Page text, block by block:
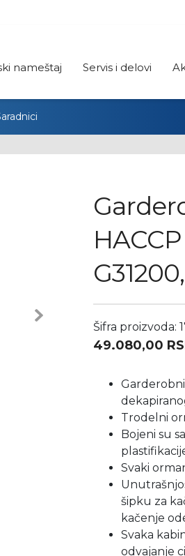
nameštaj Servis i delovi
Next Šifra proizvoda:
49.080,00
Trodelni
Bojeni su
Svaki
šipku za
kačenje
Svaka
odvajanje